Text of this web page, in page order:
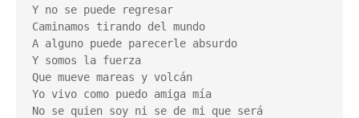
Y no se puede regresar
Caminamos tirando del mundo
A alguno puede parecerle absurdo
Y somos la fuerza
Que mueve mareas y volcán
Yo vivo como puedo amiga mía
No se quien soy ni se de mi que será